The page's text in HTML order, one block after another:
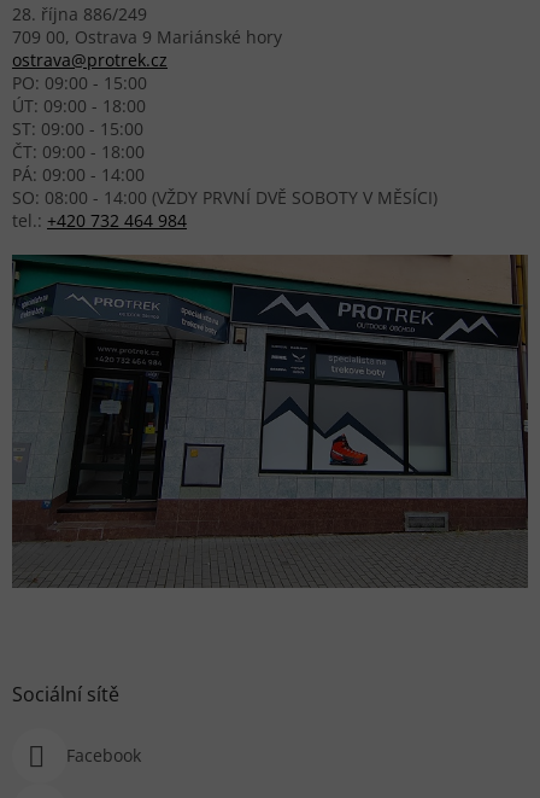
28. října 886/249
709 00, Ostrava 9 Mariánské hory
ostrava@protrek.cz
PO: 09:00 - 15:00
ÚT: 09:00 - 18:00
ST: 09:00 - 15:00
ČT: 09:00 - 18:00
PÁ: 09:00 - 14:00
SO: 08:00 - 14:00 (VŽDY PRVNÍ DVĚ SOBOTY V MĚSÍCI)
tel.: +420 732 464 984
Sociální sítě
Facebook